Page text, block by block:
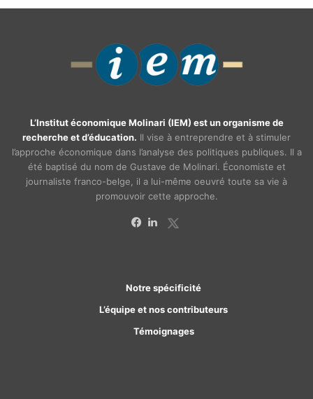
L’Institut économique Molinari (IEM) est un organisme de
recherche et d’éducation. Il vise à entreprendre et à stimuler
l’approche économique dans l’analyse des politiques publiques. Il a
été baptisé du nom de Gustave de Molinari. Économiste et
journaliste franco-belge, il a lui-même oeuvré toute sa vie à
promouvoir cette approche.
Notre spécificité
L’équipe et nos contributeurs
Témoignages